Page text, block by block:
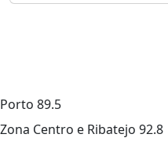
Porto 89.5
Zona Centro e Ribatejo 92.8